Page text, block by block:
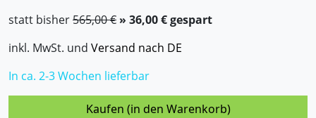
statt bisher565,00 € » 36,00 € gespart
inkl. MwSt. und Versand nach DE
In ca. 2-3 Wochen lieferbar
Kaufen (in den Warenkorb)